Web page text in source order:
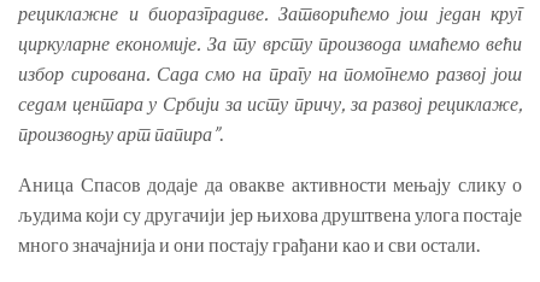
рециклажне и биоразградиве. Затворићемо још један круг
циркуларне економије. За ту врсту производа имаћемо већи
избор сирована. Сада смо на прагу на помогнемо развој још
седам центара у Србији за исту причу, за развој рециклаже,
производњу арт папира”.
Аница Спасов додаје да овакве активности мењају слику о
људима који су другачији јер њихова друштвена улога постаје
много значајнија и они постају грађани као и сви остали.